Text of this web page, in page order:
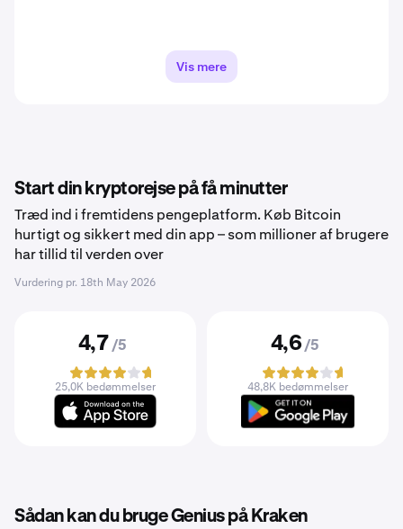
Vis mere
Start din kryptorejse på få minutter
Træd ind i fremtidens pengeplatform. Køb Bitcoin
hurtigt og sikkert med din app – som millioner af brugere
har tillid til verden over
Vurdering pr. 18th May 2026
4,7 /5
25,0K bedømmelser
4,6 /5
48,8K bedømmelser
Sådan kan du bruge Genius på Kraken